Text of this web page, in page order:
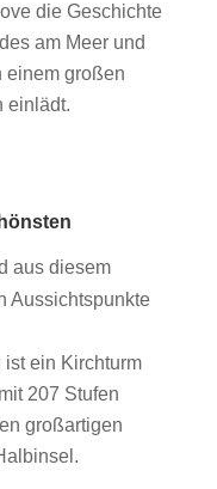
die Geschichte
am Meer und
einem großen
einlädt.
aus diesem
Aussichtspunkte
ein Kirchturm
207 Stufen
großartigen